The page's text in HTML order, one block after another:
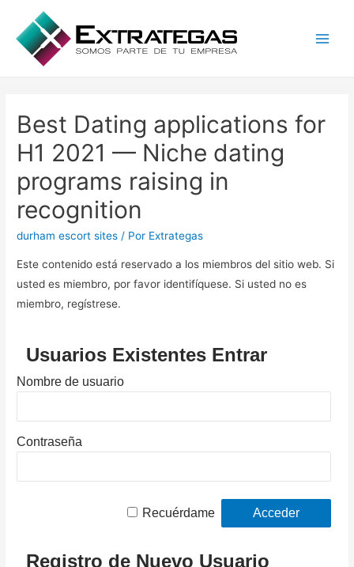
Best Dating applications for
H1 2021 — Niche dating
programs raising in
recognition
durham escort sites / Por Extrategas
Este contenido está reservado a los miembros del sitio web. Si
usted es miembro, por favor identifíquese. Si usted no es
miembro, regístrese.
Usuarios Existentes Entrar
Nombre de usuario
Contraseña
Recuérdame
Registro de Nuevo Usuario